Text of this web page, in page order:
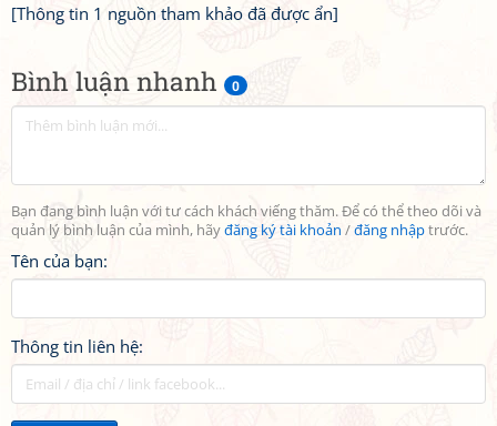
Bình luận nhanh 0
Bạn đang bình luận với tư cách khách viếng thăm. Để có thể theo dõi và
quản lý bình luận của mình, hãyđăng ký tài khoản /đăng nhậptrước.
Tên của bạn:
Thông tin liên hệ:
[Thông tin 1 nguồn tham khảo đã được ẩn]